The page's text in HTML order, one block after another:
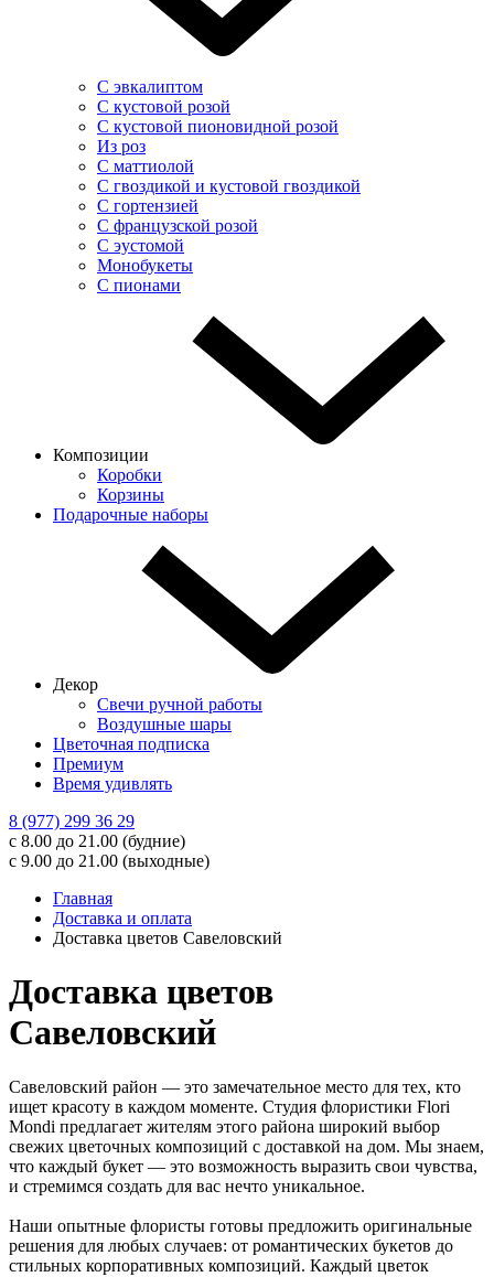
С эвкалиптом
С кустовой розой
С кустовой пионовидной розой
Из роз
С маттиолой
С гвоздикой и кустовой гвоздикой
С гортензией
С французской розой
С эустомой
Монобукеты
С пионами
Композиции
Коробки
Корзины
Подарочные наборы
Декор
Свечи ручной работы
Воздушные шары
Цветочная подписка
Премиум
Время удивлять
8 (977) 299 36 29
с 8.00 до 21.00 (будние)
с 9.00 до 21.00 (выходные)
Главная
Доставка и оплата
Доставка цветов Савеловский
Доставка цветов
Савеловский
Савеловский район — это замечательное место для тех, кто
ищет красоту в каждом моменте. Студия флористики Flori
Mondi предлагает жителям этого района широкий выбор
свежих цветочных композиций с доставкой на дом. Мы знаем,
что каждый букет — это возможность выразить свои чувства,
и стремимся создать для вас нечто уникальное.
Наши опытные флористы готовы предложить оригинальные
решения для любых случаев: от романтических букетов до
стильных корпоративных композиций. Каждый цветок